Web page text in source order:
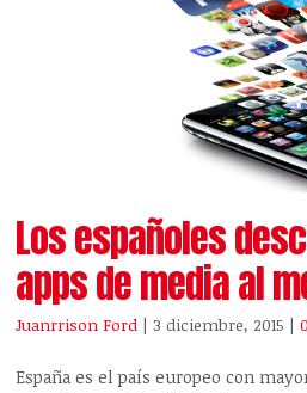
Los españoles
apps de media al
Juanrrison Ford | 3 diciembre, 2015 |
España es el país europeo con